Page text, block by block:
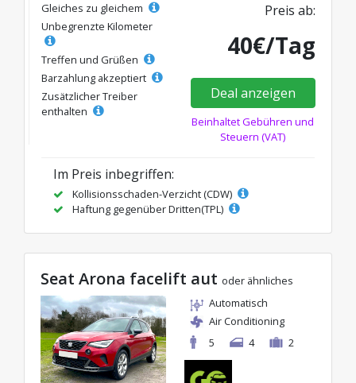
Gleiches zu gleichem
Unbegrenzte Kilometer
Treffen und Grüßen
Barzahlung akzeptiert
Zusätzlicher Treiber
enthalten
Preis ab:
40€/Tag
Deal anzeigen
Beinhaltet Gebühren und
Steuern (VAT)
Im Preis inbegriffen:
Kollisionsschaden-Verzicht (CDW)
Haftung gegenüber Dritten(TPL)
Seat Arona facelift aut oder ähnliches
Automatisch
Air Conditioning
5
4 2